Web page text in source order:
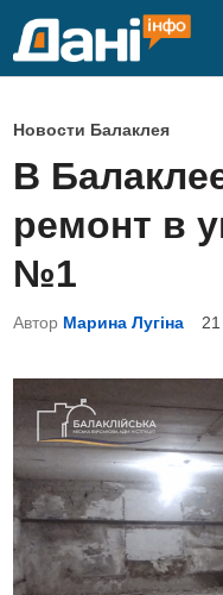
О
п
у
б
л
и
к
а
н
о
в
Новости Балаклея
В
ремонт в
№1
Автор Марина Лугіна 21